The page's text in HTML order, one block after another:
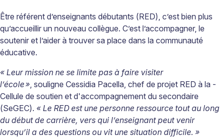
Être référent d’enseignants débutants (RED), c’est bien plus
qu’accueillir un nouveau collègue. C’est l’accompagner, le
soutenir et l’aider à trouver sa place dans la communauté
éducative.
« Leur mission ne se limite pas à faire visiter
l’école », souligne Cessidia Pacella, chef de projet RED à la ­
Cellule de soutien et d'accompagnement du secondaire
(SeGEC). « Le RED est une personne ressource tout au long
du début de carrière, vers qui l’enseignant peut venir
lorsqu’il a des questions ou vit une situation difficile. »